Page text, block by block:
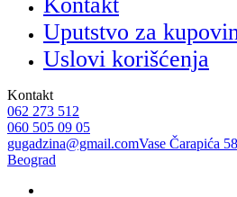
Uputstvo za
Uslovi korišćenja
Kontakt
062 273 512
060 505 09 05
gugadzina@gmail.comVase Čarapića
Beograd